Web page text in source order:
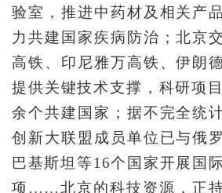
验室，推进中药材及相关产
力共建国家疾病防治；北京
高铁、印尼雅万高铁、伊朗
提供关键技术支撑，科研项
余个共建国家；据不完全统
创新大联盟成员单位已与俄
巴基斯坦等16个国家开展国
项……北京的科技资源，正